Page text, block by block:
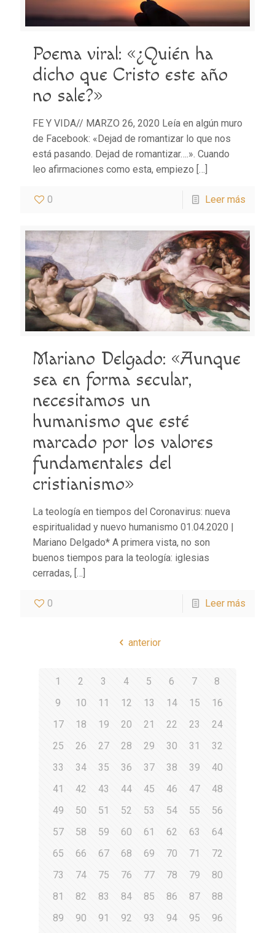
Poema viral: «¿Quién ha
dicho que Cristo este año
no sale?»
FE Y VIDA// MARZO 26, 2020 Leía en algún muro
de Facebook: «Dejad de romantizar lo que nos
está pasando. Dejad de romantizar….». Cuando
leo afirmaciones como esta, empiezo […]
0 Leer más
Mariano Delgado: «Aunque
sea en forma secular,
necesitamos un
humanismo que esté
marcado por los valores
fundamentales del
cristianismo»
La teología en tiempos del Coronavirus: nueva
espiritualidad y nuevo humanismo 01.04.2020 |
Mariano Delgado* A primera vista, no son
buenos tiempos para la teología: iglesias
cerradas, […]
0 Leer más
anterior
1 2 3 4 5 6 7
8
9
10 11 12 13 14 15
16
17
18 19 20 21 22 23
24
25
26 27 28 29 30 31
32
33
34 35 36 37 38 39
40
41
42 43 44 45 46 47
48
49
50 51 52 53 54 55
56
57
58 59 60 61 62 63
64
65
66 67 68 69 70 71
72
73
74 75 76 77 78 79
80
81
82 83 84 85 86 87
88
89
90 91 92 93 94 95
96